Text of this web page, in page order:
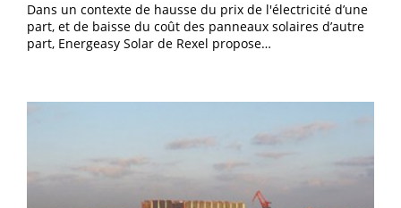
Dans un contexte de hausse du prix de l'électricité d’une
part, et de baisse du coût des panneaux solaires d’autre
part, Energeasy Solar de Rexel propose…